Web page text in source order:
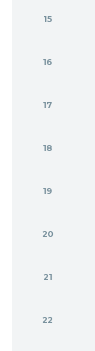
15
16
17
18
19
20
21
22